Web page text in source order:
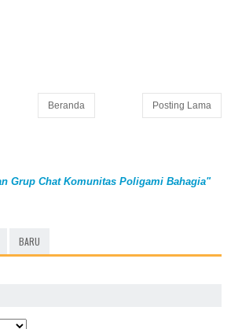
Posting Lama
Beranda
Grup Chat Komunitas Poligami Bahagia"
BARU